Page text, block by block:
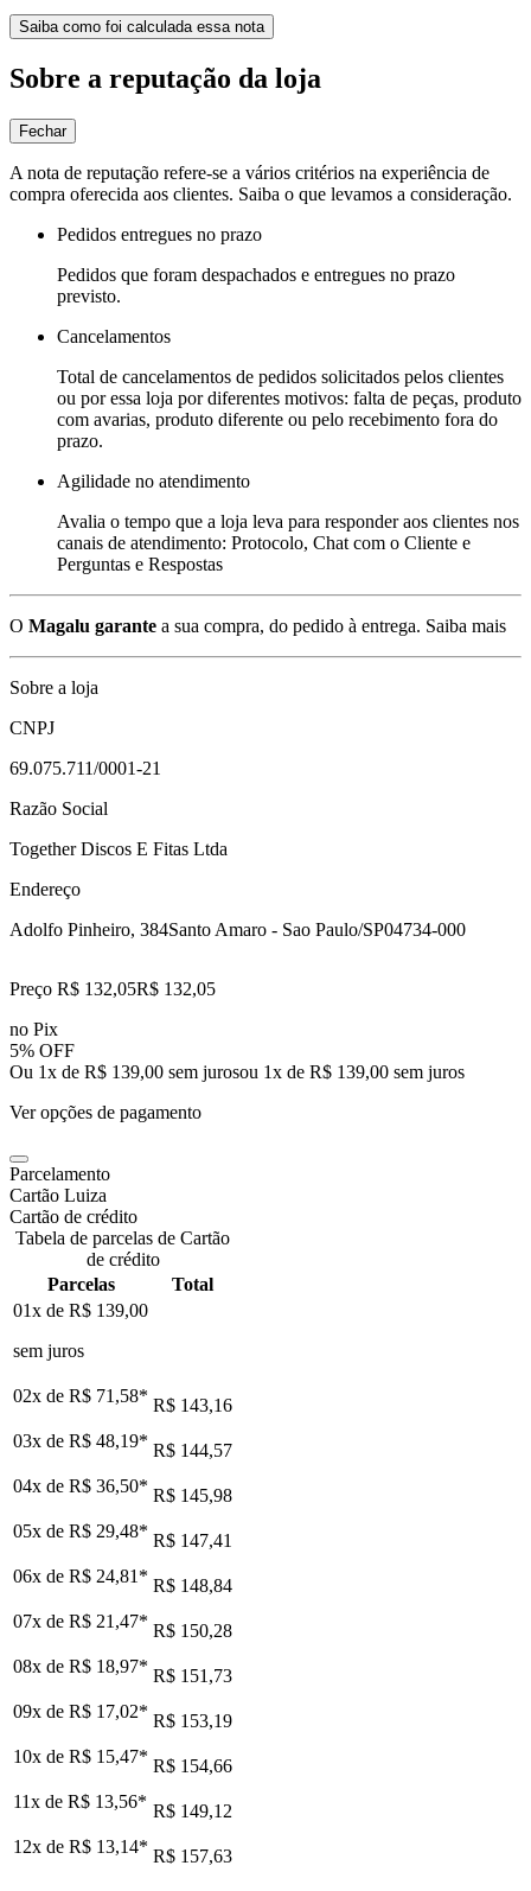
Saiba como foi calculada essa nota
Sobre a reputação da loja
Fechar
A nota de reputação refere-se a vários critérios na experiência de
compra oferecida aos clientes. Saiba o que levamos a consideração.
Pedidos entregues no prazo
Pedidos que foram despachados e entregues no prazo
previsto.
Cancelamentos
Total de cancelamentos de pedidos solicitados pelos clientes
ou por essa loja por diferentes motivos: falta de peças, produto
com avarias, produto diferente ou pelo recebimento fora do
prazo.
Agilidade no atendimento
Avalia o tempo que a loja leva para responder aos clientes nos
canais de atendimento: Protocolo, Chat com o Cliente e
Perguntas e Respostas
O Magalu garante a sua compra, do pedido à entrega. Saiba mais
Sobre a loja
CNPJ
69.075.711/0001-21
Razão Social
Together Discos E Fitas Ltda
Endereço
Adolfo Pinheiro, 384Santo Amaro - Sao Paulo/SP04734-000
Preço R$ 132,05R$ 132,05
no Pix
5% OFF
Ou 1x de R$ 139,00 sem jurosou 1x de R$ 139,00 sem juros
Ver opções de pagamento
Parcelamento
Cartão Luiza
Cartão de crédito
Tabela de parcelas de Cartão
de crédito
Parcelas
Total
01x de R$ 139,00
sem juros
02x de R$ 71,58* R$ 143,16
03x de R$ 48,19* R$ 144,57
04x de R$ 36,50* R$ 145,98
05x de R$ 29,48* R$ 147,41
06x de R$ 24,81 * R$ 148,84
07x de R$ 21,47* R$ 150,28
08x de R$ 18,97* R$ 151,73
09x de R$ 17,02* R$ 153,19
10x de R$ 15,47* R$ 154,66
11x de R$ 13,56* R$ 149,12
12x de R$ 13,14* R$ 157,63